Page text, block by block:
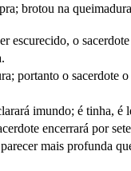
brotou na
escurecido, o
portanto o sacerdote
imundo; é tinha, é
encerrará por
mais profunda